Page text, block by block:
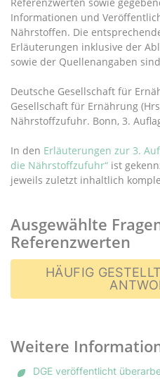
Informationen und
Nährstoffen. Die
Erläuterungen inklusive der
sowie der Quellenangaben
Deutsche Gesellschaft für
Gesellschaft für Ernährung
Nährstoffzufuhr. Bonn, 3.
In den Erläuterungen zur 3.
die Nährstoffzufuhr“ ist
jeweils zuletzt inhaltlich
Ausgewählte
Referenzwerten
HÄUFIG
Weitere
DGE veröffentlicht